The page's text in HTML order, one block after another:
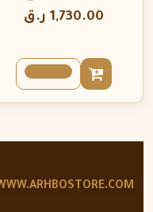
1,730.00 ر.ق
WWW.ARHBOSTORE.COM